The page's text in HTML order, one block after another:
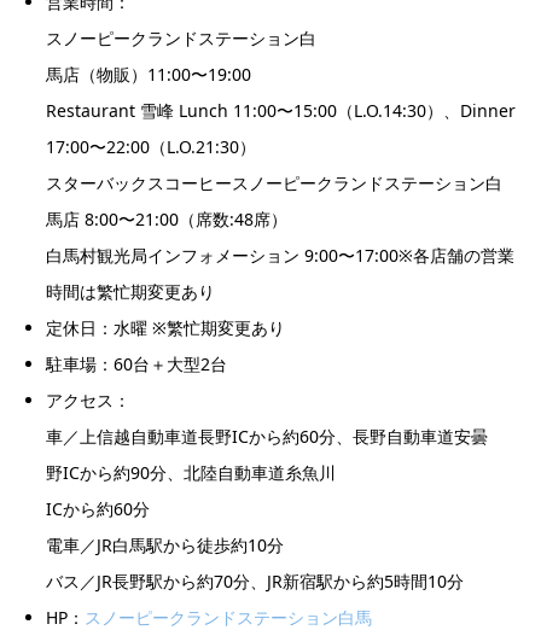
スノーピークランドステーシ ョ ン白
馬店 （物販 ） 11:00〜19:00
Restaurant 雪峰 Lunch 11:00〜15:00 （L.O.14:30）、 Dinner
17:00〜22:00 （L.O.21:30）
スターバックス コーヒースノーピークランドステーシ ョ ン白
馬店 8:00〜21:00 （ 席数:48席）
白馬村観光局インフォメーシ ョ ン 9:00〜17:00※各店舗の営業
時間は繁忙期変更あり
定休日 ：水曜 ※繁忙期変更あり
駐車場：60台 ＋大型2台
アクセス ：
車／上信越自動車道⻑野ICから約60分 、⻑野自動車道安曇
野ICから約90分 、北陸自動車道糸魚川
ICから約60分
電車／JR白馬駅から徒歩約10分
バス ／JR⻑野駅から約70分 JR新宿駅から約5時間10分
HP ： スノーピークランドステーシ ョ ン白馬